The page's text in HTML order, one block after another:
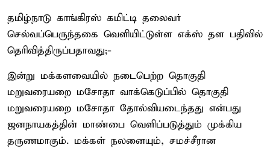
தமிழ்நாடு காங்கிரஸ் கமிட்டி தலைவர்
செல்வப்பெருந்தகை வெளியிட்டுள்ள எக்ஸ் தள பதிவில்
தெரிவித்திருப்பதாவது;-
இன்று மக்களவையில் நடைபெற்ற தொகுதி
மறுவரையறை மசோதா வாக்கெடுப்பில் தொகுதி
மறுவரையறை மசோதா தோல்வியடைந்தது என்பது
ஜனநாயகத்தின் மாண்பை வெளிப்படுத்தும் முக்கிய
தருணமாகும். மக்கள் நலனையும், சமச்சீரான